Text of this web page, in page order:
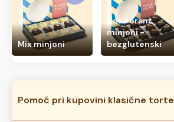
Mix minjoni
Čoko oranž
minjoni -
bezglutenski
Pomoć pri kupovini klasične torte